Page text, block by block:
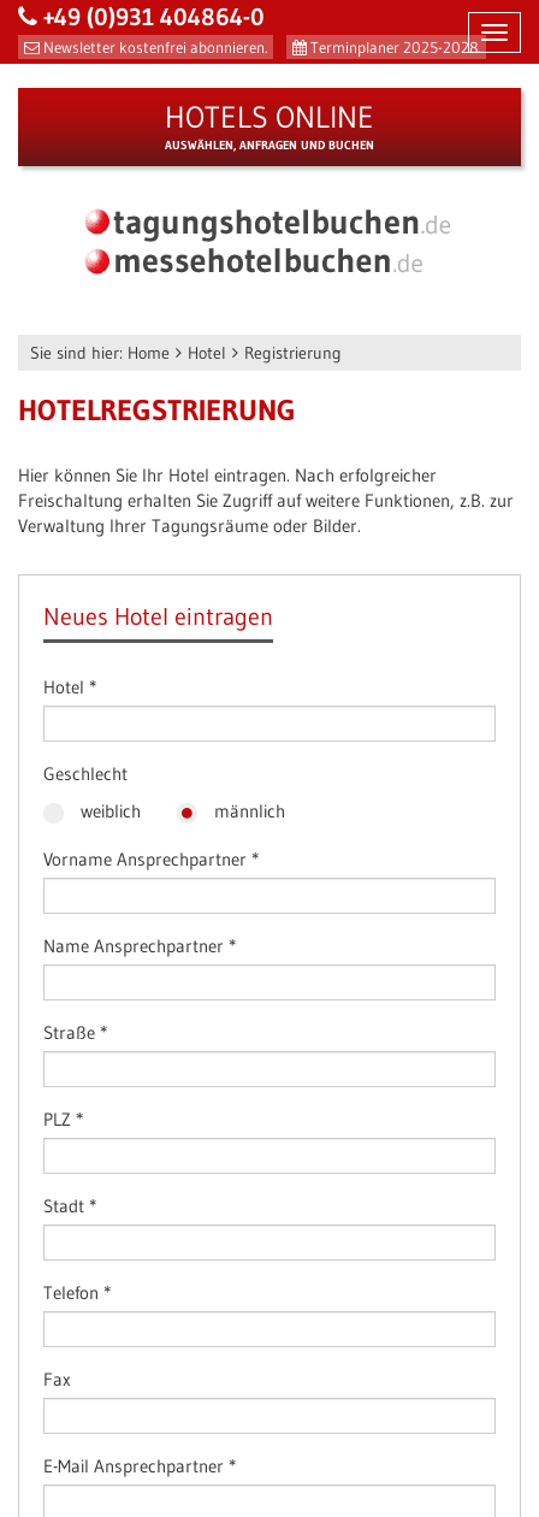
Newsletter kostenfrei abonnieren. Terminplaner 2025-2028.
+49 (0)931 404864-0
HOTELS ONLINE
AUSWÄHLEN, ANFRAGEN UND BUCHEN
Sie sind hier: Home Hotel Registrierung
HOTELREGSTRIERUNG
Hier können Sie Ihr Hotel eintragen. Nach erfolgreicher
Freischaltung erhalten Sie Zugriff auf weitere Funktionen, z.B. zur
Verwaltung Ihrer Tagungsräume oder Bilder.
Neues Hotel eintragen
Hotel *
Geschlecht
weiblich
männlich
Vorname Ansprechpartner *
Name Ansprechpartner *
Straße *
PLZ *
Stadt *
Telefon *
Fax
E-Mail Ansprechpartner *